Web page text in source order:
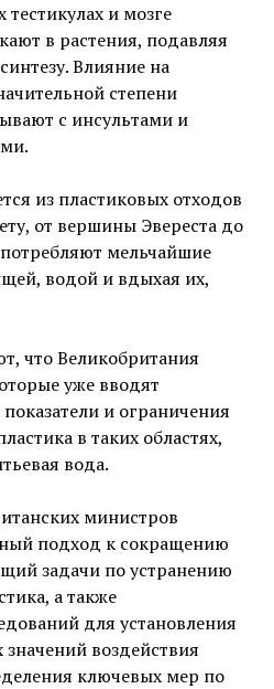
и мозге
в растения, подавляя
Влияние на
степени
с инсультами и
из пластиковых отходов
от вершины Эвереста до
мельчайшие
водой и вдыхая их,
что Великобритания
уже вводят
и ограничения
в таких областях,
вода.
министров
подход к сокращению
задачи по устранению
а также
для установления
воздействия
ключевых мер по